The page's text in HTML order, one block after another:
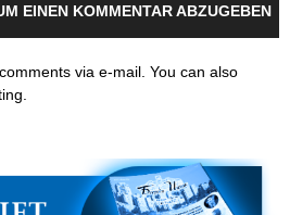
EINEN KOMMENTAR ABZUGEBEN
via e-mail. You can also